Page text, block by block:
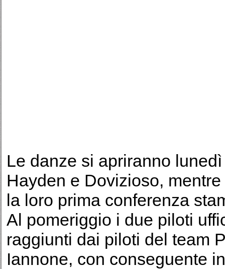
Le danze si apriranno
Hayden e Dovizioso,
la loro prima conferenza
Al pomeriggio i due piloti
raggiunti dai piloti del team
Iannone, con conseguente